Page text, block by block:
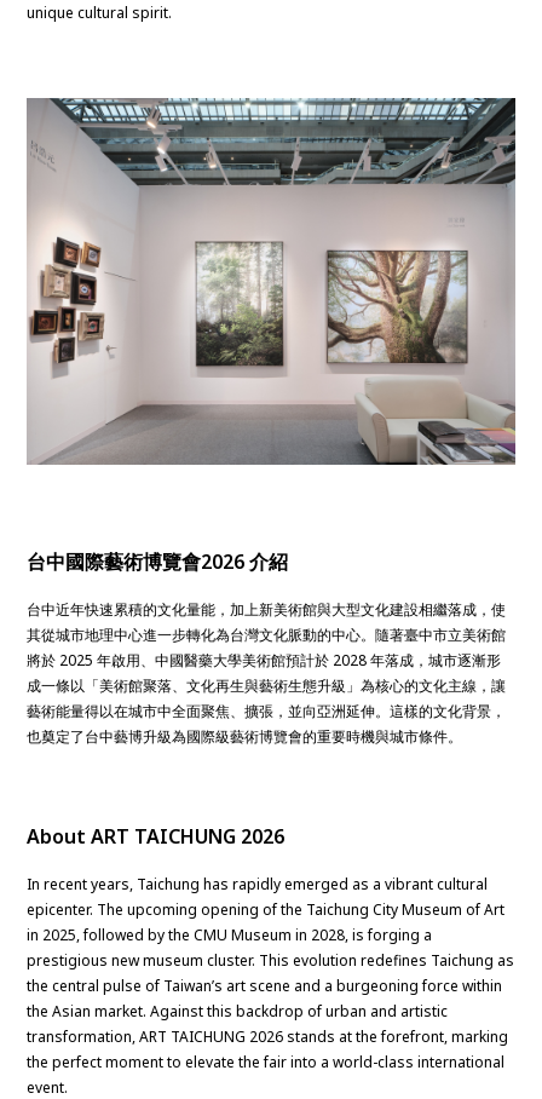
unique cultural spirit.
台中國際藝術博覽會2026 介紹
台中近年快速累積的文化量能，加上新美術館與大型文化建設相繼落成，使
其從城市地理中心進一步轉化為台灣文化脈動的中心。隨著臺中市立美術館
將於 2025 年啟用、中國醫藥大學美術館預計於 2028 年落成，城市逐漸形
成一條以「美術館聚落、文化再生與藝術生態升級」為核心的文化主線，讓
藝術能量得以在城市中全面聚焦、擴張，並向亞洲延伸。這樣的文化背景，
也奠定了台中藝博升級為國際級藝術博覽會的重要時機與城市條件。
About ART TAICHUNG 2026
In recent years, Taichung has rapidly emerged as a vibrant cultural
epicenter. The upcoming opening of the Taichung City Museum of Art
in 2025, followed by the CMU Museum in 2028, is forging a
prestigious new museum cluster. This evolution redefines Taichung as
the central pulse of Taiwan’s art scene and a burgeoning force within
the Asian market. Against this backdrop of urban and artistic
transformation, ART TAICHUNG 2026 stands at the forefront, marking
the perfect moment to elevate the fair into a world-class international
event.